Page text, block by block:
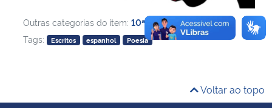
Ministério da Mulher, da Família e dos Direitos Humanos
Outras categorias do item: 10ª edição
Tags:
Escritos espanhol Poesia
Voltar ao topo